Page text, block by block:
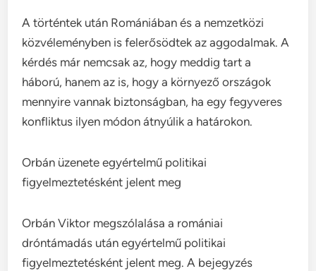
A történtek után Romániában és a nemzetközi
közvéleményben is felerősödtek az aggodalmak. A
kérdés már nemcsak az, hogy meddig tart a
háború, hanem az is, hogy a környező országok
mennyire vannak biztonságban, ha egy fegyveres
konfliktus ilyen módon átnyúlik a határokon.
Orbán üzenete egyértelmű politikai
figyelmeztetésként jelent meg
Orbán Viktor megszólalása a romániai
dróntámadás után egyértelmű politikai
figyelmeztetésként jelent meg. A bejegyzés